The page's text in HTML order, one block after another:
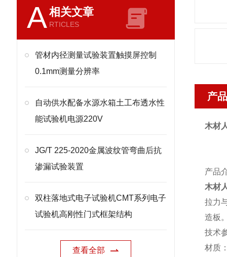
A相关文章
RTICLES
管材内径测量试验装置触摸屏控制
0.1mm测量分辨率
自动供水配备水源水箱土工布透水性
能试验机电源220V
JG/T 225-2020金属波纹管弯曲后抗
渗漏试验装置
双柱落地式电子试验机CMT系列电子
试验机高刚性门式框架结构
查看全部
产
木材
产品
木材
拉力
造板
技术
材质